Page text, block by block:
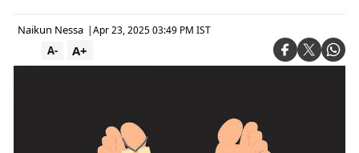
Naikun Nessa |Apr 23, 2025 03:49 PM IST
A+
A-